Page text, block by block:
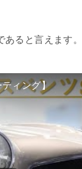
ると言えます。
ティング】